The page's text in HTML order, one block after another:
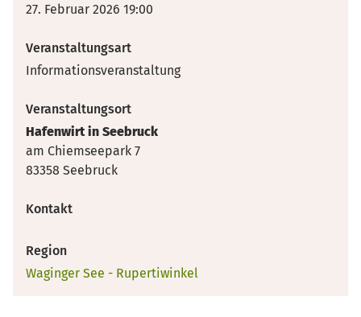
27. Februar 2026 19:00
Veranstaltungsart
Informationsveranstaltung
Veranstaltungsort
Hafenwirt in Seebruck
am Chiemseepark 7
83358 Seebruck
Kontakt
Region
Waginger See - Rupertiwinkel